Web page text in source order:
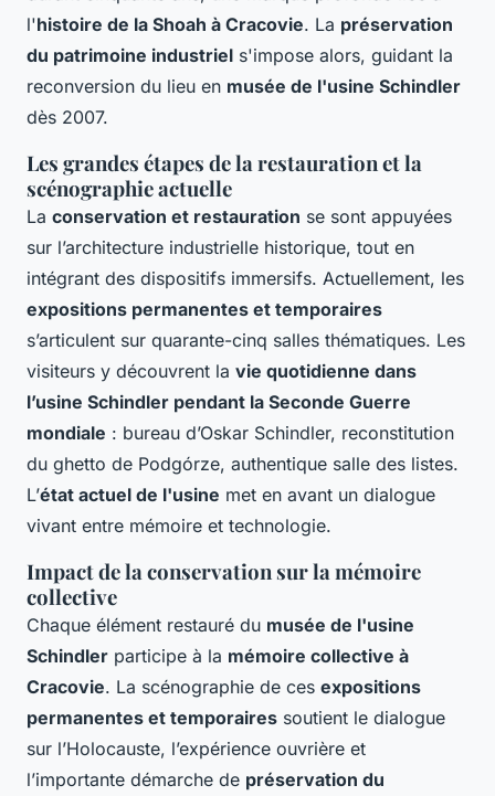
l'histoire de la Shoah à Cracovie. La préservation
du patrimoine industriel s'impose alors, guidant la
reconversion du lieu en musée de l'usine Schindler
dès 2007.
Les grandes étapes de la restauration et la
scénographie actuelle
La conservation et restauration se sont appuyées
sur l’architecture industrielle historique, tout en
intégrant des dispositifs immersifs. Actuellement, les
expositions permanentes et temporaires
s’articulent sur quarante-cinq salles thématiques. Les
visiteurs y découvrent la vie quotidienne dans
l’usine Schindler pendant la Seconde Guerre
mondiale : bureau d’Oskar Schindler, reconstitution
du ghetto de Podgórze, authentique salle des listes.
L’état actuel de l'usine met en avant un dialogue
vivant entre mémoire et technologie.
Impact de la conservation sur la mémoire
collective
Chaque élément restauré du musée de l'usine
Schindler participe à la mémoire collective à
Cracovie. La scénographie de ces expositions
permanentes et temporaires soutient le dialogue
sur l’Holocauste, l’expérience ouvrière et
l’importante démarche de préservation du